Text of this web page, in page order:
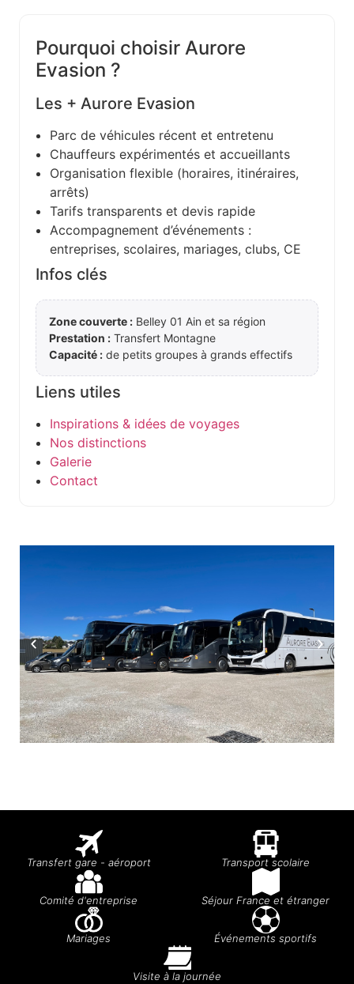
Pourquoi choisir Aurore
Evasion ?
Les + Aurore Evasion
Parc de véhicules récent et entretenu
Chauffeurs expérimentés et accueillants
Organisation flexible (horaires, itinéraires,
arrêts)
Tarifs transparents et devis rapide
Accompagnement d’événements :
entreprises, scolaires, mariages, clubs, CE
Infos clés
Zone couverte : Belley 01 Ain et sa région
Prestation : Transfert Montagne
Capacité : de petits groupes à grands effectifs
Liens utiles
Inspirations & idées de voyages
Nos distinctions
Galerie
Contact
Transfert gare - aéroport Transport scolaire
Comité d'entreprise Séjour France et étranger
Mariages Événements sportifs
Visite à la journée